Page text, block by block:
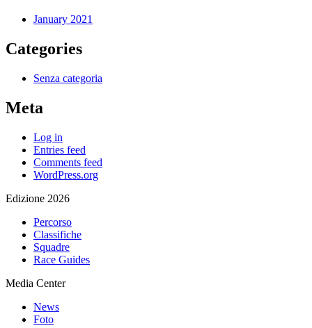
January 2021
Categories
Senza categoria
Meta
Log in
Entries feed
Comments feed
WordPress.org
Edizione 2026
Percorso
Classifiche
Squadre
Race Guides
Media Center
News
Foto